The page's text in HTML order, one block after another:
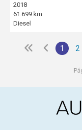
2018
61.699 km
Diesel
1 2